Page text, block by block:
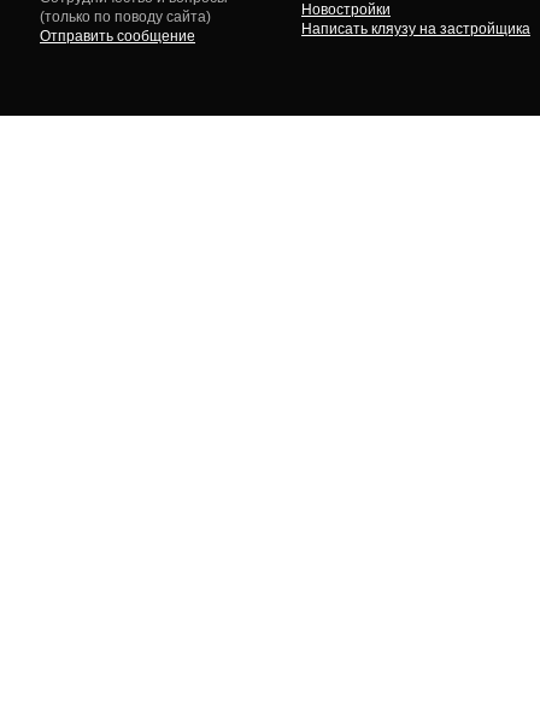
(только по поводу сайта)
Отправить сообщение
Новостройки
Написать кляузу на застройщика